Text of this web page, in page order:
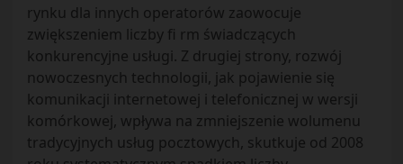
rynku dla innych operatorów zaowocuje
zwiększeniem liczby fi rm świadczących
konkurencyjne usługi. Z drugiej strony, rozwój
nowoczesnych technologii, jak pojawienie się
komunikacji internetowej i telefonicznej w wersji
komórkowej, wpływa na zmniejszenie wolumenu
tradycyjnych usług pocztowych, skutkuje od 2008